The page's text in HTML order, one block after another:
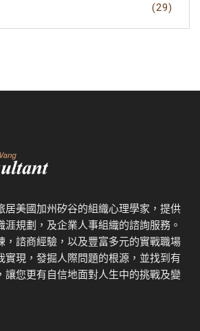
(29)
居美國加州矽谷的組織心理學家，提供
涯規劃，及企業人事組織的諮詢服務。
，諮商經驗，以及豐富多元的實戰職場
實現，發掘人際問題的根源，並找到有
讓您更有自信地面對人生中的挑戰及變